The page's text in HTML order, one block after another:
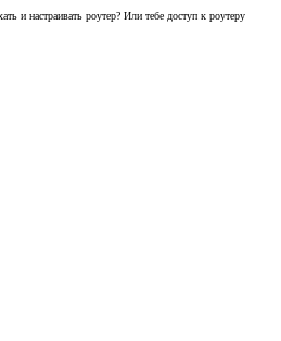
и настраивать роутер? Или тебе доступ к роутеру